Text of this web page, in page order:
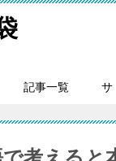
記事一覧 サ